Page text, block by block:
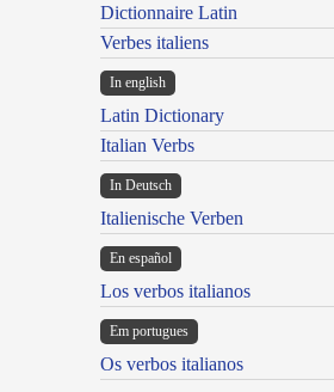
Dictionnaire Latin
Verbes italiens
In english
Latin Dictionary
Italian Verbs
In Deutsch
Italienische Verben
En español
Los verbos italianos
Em portugues
Os verbos italianos